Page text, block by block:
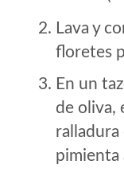
Lava y
floretes
En un
de oliva,
ralladura
pimienta